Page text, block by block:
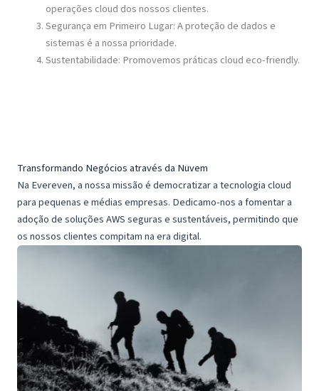
operações cloud dos nossos clientes.
Segurança em Primeiro Lugar: A proteção de dados e
sistemas é a nossa prioridade.
Sustentabilidade: Promovemos práticas cloud eco-friendly.
Transformando Negócios através da Nuvem
Na Evereven, a nossa missão é democratizar a tecnologia cloud
para pequenas e médias empresas. Dedicamo-nos a fomentar a
adoção de soluções AWS seguras e sustentáveis, permitindo que
os nossos clientes compitam na era digital.